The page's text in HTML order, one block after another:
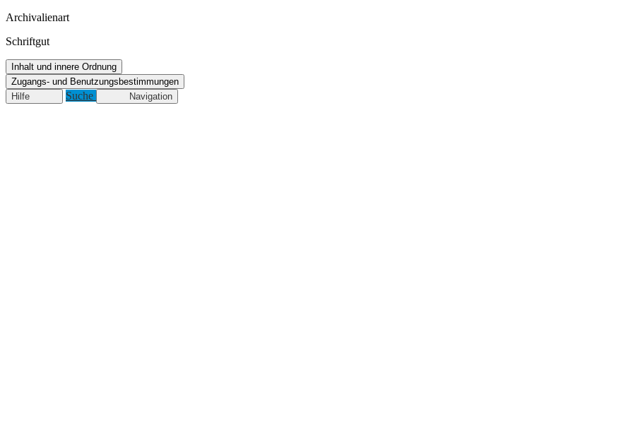
Archivalienart
Schriftgut
Inhalt und innere Ordnung
Zugangs- und Benutzungsbestimmungen
Hilfe
Suche Navigation